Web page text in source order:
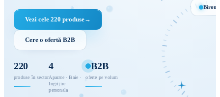
Vezi cele 220 produse→
Cere o ofertă B2B
220
produse în sector
4
Aparate · Baie ·
Ingrijire
personala
B2B
oferte pe volum
management
INSTITUȚII ·